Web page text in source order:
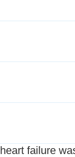
failure